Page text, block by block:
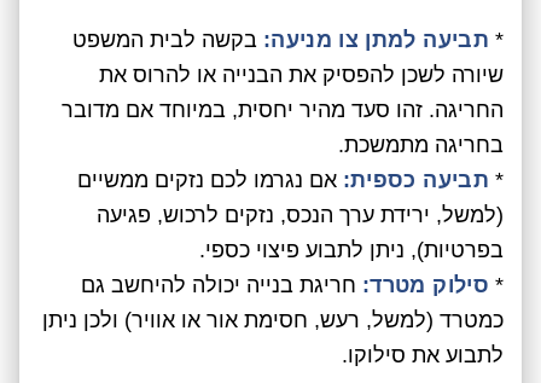
* תביעה למתן צו מניעה: בקשה לבית המשפט
שיורה לשכן להפסיק את הבנייה או להרוס את
החריגה. זהו סעד מהיר יחסית, במיוחד אם מדובר
בחריגה מתמשכת.
* תביעה כספית: אם נגרמו לכם נזקים ממשיים
(למשל, ירידת ערך הנכס, נזקים לרכוש, פגיעה
בפרטיות), ניתן לתבוע פיצוי כספי.
* סילוק מטרד: חריגת בנייה יכולה להיחשב גם
כמטרד (למשל, רעש, חסימת אור או אוויר) ולכן ניתן
לתבוע את סילוקו.